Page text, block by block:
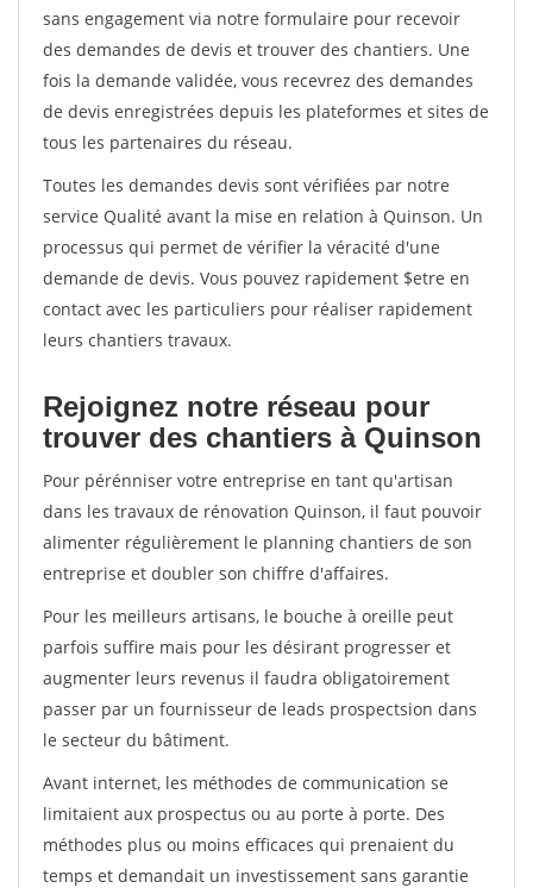
sans engagement via notre formulaire pour recevoir
des demandes de devis et trouver des chantiers. Une
fois la demande validée, vous recevrez des demandes
de devis enregistrées depuis les plateformes et sites de
tous les partenaires du réseau.
Toutes les demandes devis sont vérifiées par notre
service Qualité avant la mise en relation à Quinson. Un
processus qui permet de vérifier la véracité d'une
demande de devis. Vous pouvez rapidement $etre en
contact avec les particuliers pour réaliser rapidement
leurs chantiers travaux.
Rejoignez notre réseau pour
trouver des chantiers à Quinson
Pour pérénniser votre entreprise en tant qu'artisan
dans les travaux de rénovation Quinson, il faut pouvoir
alimenter régulièrement le planning chantiers de son
entreprise et doubler son chiffre d'affaires.
Pour les meilleurs artisans, le bouche à oreille peut
parfois suffire mais pour les désirant progresser et
augmenter leurs revenus il faudra obligatoirement
passer par un fournisseur de leads prospectsion dans
le secteur du bâtiment.
Avant internet, les méthodes de communication se
limitaient aux prospectus ou au porte à porte. Des
méthodes plus ou moins efficaces qui prenaient du
temps et demandait un investissement sans garantie